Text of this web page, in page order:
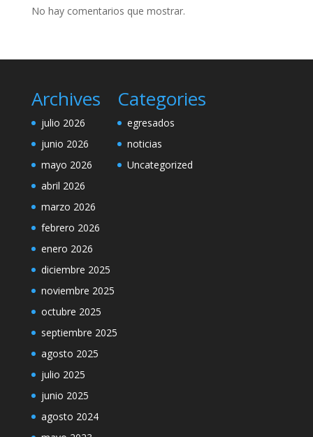
No hay comentarios que mostrar.
Archives
julio 2026
junio 2026
mayo 2026
abril 2026
marzo 2026
febrero 2026
enero 2026
diciembre 2025
noviembre 2025
octubre 2025
septiembre 2025
agosto 2025
julio 2025
junio 2025
agosto 2024
Categories
egresados
noticias
Uncategorized